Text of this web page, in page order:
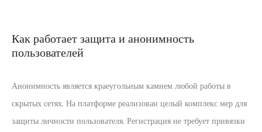
Как работает защита и анонимность
пользователей
Анонимность является краеугольным камнем любой работы в
скрытых сетях. На платформе реализован целый комплекс мер для
защиты личности пользователя. Регистрация не требует привязки